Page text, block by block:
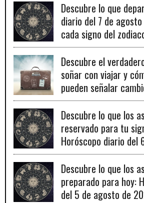
Descubre lo que
diario del 7 de
cada signo del
para el éxito.
Descubre el
soñar con viajar y
pueden señalar
en tu vida personal y
Descubre lo que los
reservado para tu
Horóscopo diario del
2026
Descubre lo que los
preparado para hoy:
del 5 de agosto de